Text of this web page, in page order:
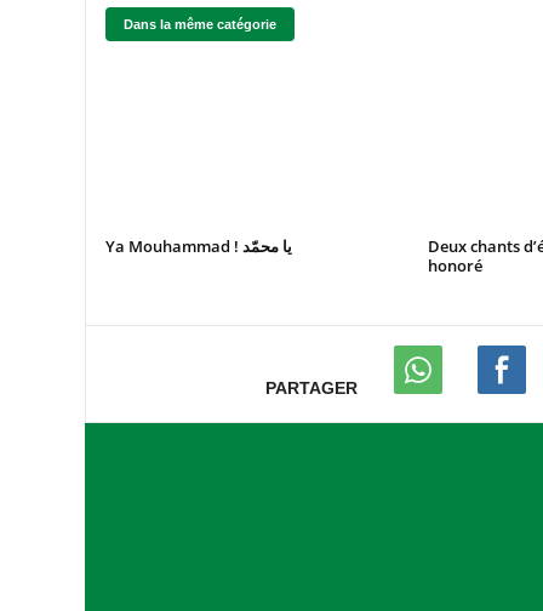
Dans la même catégorie
Ya Mouhammad ! يا محمّد
Deux chants
honoré
PARTAGER